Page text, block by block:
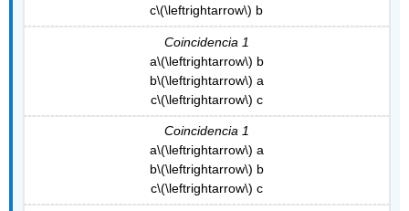
c\(\leftrightarrow\) b
Coincidencia 1
a\(\leftrightarrow\) b
b\(\leftrightarrow\) a
c\(\leftrightarrow\) c
Coincidencia 1
a\(\leftrightarrow\) a
b\(\leftrightarrow\) b
c\(\leftrightarrow\) c